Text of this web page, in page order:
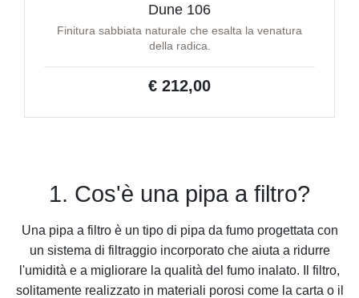
Dune 106
Finitura sabbiata naturale che esalta la venatura
della radica.
€ 212,00
1. Cos'è una pipa a filtro?
Una pipa a filtro è un tipo di pipa da fumo progettata con
un sistema di filtraggio incorporato che aiuta a ridurre
l'umidità e a migliorare la qualità del fumo inalato. Il filtro,
solitamente realizzato in materiali porosi come la carta o il